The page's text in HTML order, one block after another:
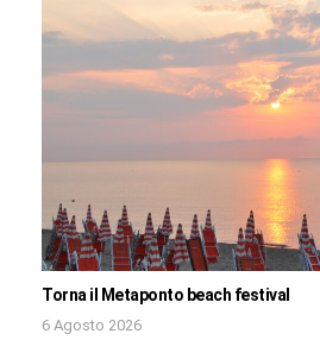
Torna il Metaponto beach festival
6 Agosto 2026